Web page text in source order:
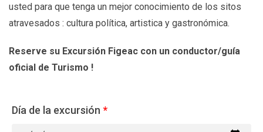
usted para que tenga un mejor conocimiento de los sitos
atravesados : cultura política, artistica y gastronómica.
Reserve su Excursión Figeac con un conductor/guía
oficial de Turismo !
Día de la excursión *